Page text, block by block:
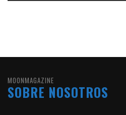
MOONMAGAZINE
SOBRE NOSOTROS